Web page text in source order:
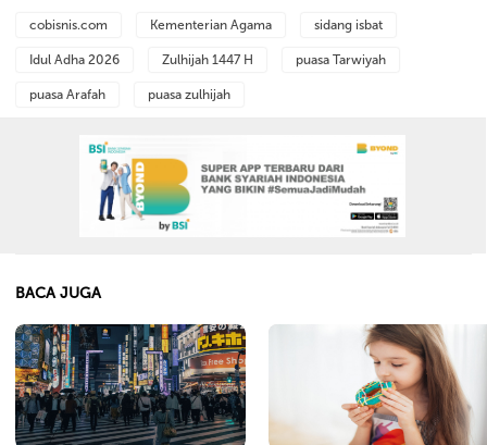
cobisnis.com Kementerian Agama sidang isbat
Idul Adha 2026 Zulhijah 1447 H puasa Tarwiyah
puasa Arafah puasa zulhijah
BACA JUGA